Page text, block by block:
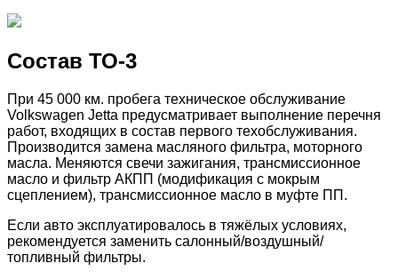
Состав ТО-3
При 45 000 км. пробега техническое обслуживание
Volkswagen Jetta предусматривает выполнение перечня
работ, входящих в состав первого техобслуживания.
Производится замена масляного фильтра, моторного
масла. Меняются свечи зажигания, трансмиссионное
масло и фильтр АКПП (модификация с мокрым
сцеплением), трансмиссионное масло в муфте ПП.
Если авто эксплуатировалось в тяжёлых условиях,
рекомендуется заменить салонный/воздушный/
топливный фильтры.